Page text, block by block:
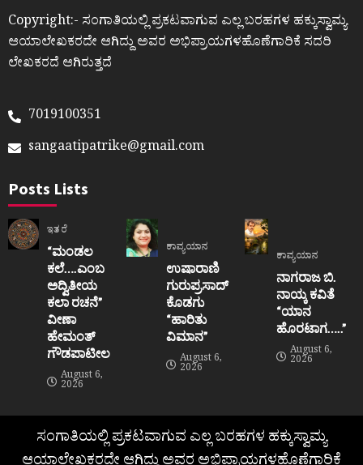
Copyright:- ಸಂಗಾತಿಯಲ್ಲಿ ಪ್ರಕಟವಾಗುವ ಎಲ್ಲ ಬರಹಗಳ ಹಕ್ಕುಸ್ವಾಮ್ಯ
ಆಯಾಲೇಖಕರದೇ ಆಗಿದ್ದು ಅವರ ಅಭಿಪ್ರಾಯಗಳಹೊಣೆಗಾರಿಕೆ ಸದರಿ
ಲೇಖಕರದೆ ಆಗಿರುತ್ತದೆ
7019100351
sangaatipatrike@gmail.com
Posts Lists
ಇತರೆ
“ಮಂಡಲ
ಕಲೆ….ಎಂಬ
ಅದ್ವಿತೀಯ
ಕಲಾ ರಚನೆ”‌
ವೀಣಾ
ಹೇಮಂತ್‌
ಗೌಡಪಾಟೀಲ
August 6,
2026
ಕಾವ್ಯಯಾನ
ಉಷಾರಾಣಿ
ಗುರುಪ್ರಸಾದ್
ಕೊಡಗು
“ಹಾರಿತು
ವಿಮಾನ”
August 6,
2026
ಕಾವ್ಯಯಾನ
ನಾಗರಾಜ ಬಿ.
ನಾಯ್ಕ ಕವಿತೆ
“ಯಾನ
ಹೊರಟಾಗ…..”
August 6,
2026
ಸಂಗಾತಿಯಲ್ಲಿ ಪ್ರಕಟವಾಗುವ ಎಲ್ಲ ಬರಹಗಳ ಹಕ್ಕುಸ್ವಾಮ್ಯ